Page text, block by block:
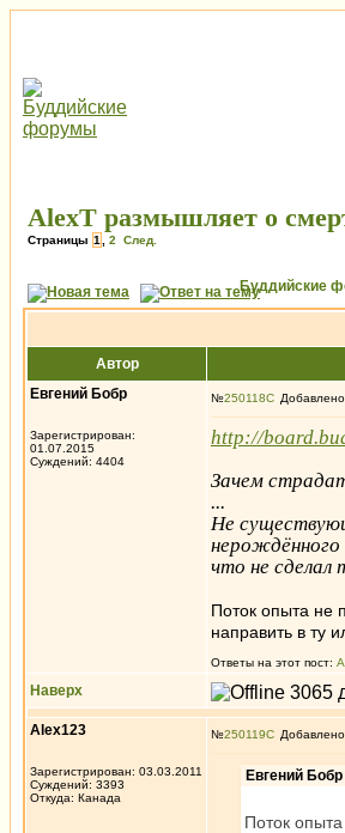
AlexT размышляет о
Страницы 1 2 След.
Буддийские
Автор
Евгений Бобр
Зарегистрирован:
01.07.2015
Суждений: 4404
№250118
http://
Зачем
...
Не
что не
Поток опыта не
направить в ту
Ответы на этот пост:
Наверх
Alex123
Зарегистрирован: 03.03.2011
Суждений: 3393
Откуда: Канада
№250119
Евгений Бобр
Поток